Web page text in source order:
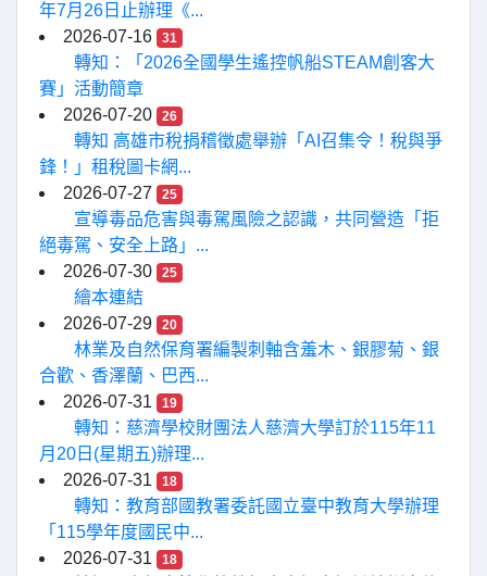
年7月26日止辦理《...
2026-07-16
31
轉知：「2026全國學生遙控帆船STEAM創客大
賽」活動簡章
2026-07-20
26
轉知 高雄市稅捐稽徵處舉辦「AI召集令！稅與爭
鋒！」租稅圖卡網...
2026-07-27
25
宣導毒品危害與毒駕風險之認識，共同營造「拒
絕毒駕、安全上路」...
2026-07-30
25
繪本連結
2026-07-29
20
林業及自然保育署編製刺軸含羞木、銀膠菊、銀
合歡、香澤蘭、巴西...
2026-07-31
19
轉知：慈濟學校財團法人慈濟大學訂於115年11
月20日(星期五)辦理...
2026-07-31
18
轉知：教育部國教署委託國立臺中教育大學辦理
「115學年度國民中...
2026-07-31
18